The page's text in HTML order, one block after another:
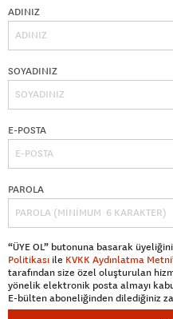
ADINIZ
SOYADINIZ
E-POSTA
PAROLA
“ÜYE OL” butonuna basarak
Politikası ile KVKK Aydınlatma Metni
tarafından size özel oluşturulan
yönelik elektronik posta almayı
E-bülten aboneliğinden dilediğiniz